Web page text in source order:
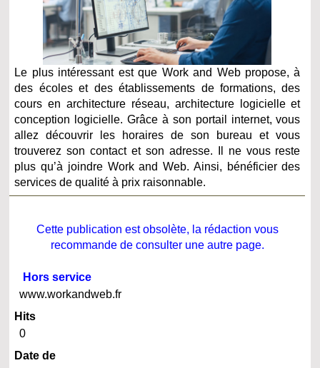
Le plus intéressant est que Work and Web propose, à
des écoles et des établissements de formations, des
cours en architecture réseau, architecture logicielle et
conception logicielle. Grâce à son portail internet, vous
allez découvrir les horaires de son bureau et vous
trouverez son contact et son adresse. Il ne vous reste
plus qu’à joindre Work and Web. Ainsi, bénéficier des
services de qualité à prix raisonnable.
Cette publication est obsolète, la rédaction vous
recommande de consulter une autre page.
Hors service
www.workandweb.fr
Hits
0
Date de